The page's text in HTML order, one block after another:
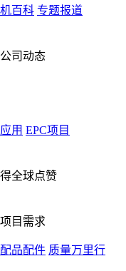
百科 专题报道
司动态
用 EPC项目
全球点赞
目需求
配品配件 质量万里行